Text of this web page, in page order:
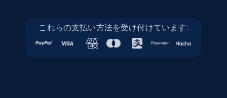
これらの支払い方法を受け付けています: